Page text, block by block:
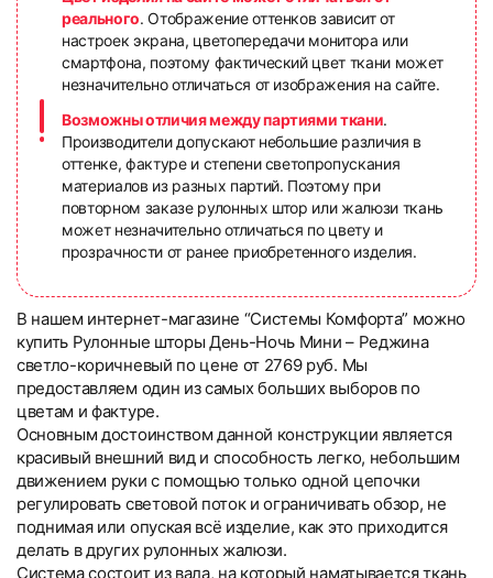
реального. Отображение оттенков зависит от
настроек экрана, цветопередачи монитора или
смартфона, поэтому фактический цвет ткани может
незначительно отличаться от изображения на сайте.
Возможны отличия между партиями ткани.
Производители допускают небольшие различия в
оттенке, фактуре и степени светопропускания
материалов из разных партий. Поэтому при
повторном заказе рулонных штор или жалюзи ткань
может незначительно отличаться по цвету и
прозрачности от ранее приобретенного изделия.
В нашем интернет-магазине “Системы Комфорта” можно
купить Рулонные шторы День-Ночь Мини – Реджина
светло-коричневый по цене от 2769 руб. Мы
предоставляем один из самых больших выборов по
цветам и фактуре.
Основным достоинством данной конструкции является
красивый внешний вид и способность легко, небольшим
движением руки с помощью только одной цепочки
регулировать световой поток и ограничивать обзор, не
поднимая или опуская всё изделие, как это приходится
делать в других рулонных жалюзи.
Система состоит из вала, на который наматывается ткань